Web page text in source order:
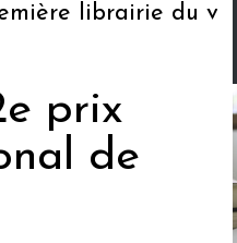
librairie du voyage
prix
de